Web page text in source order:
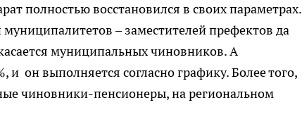
полностью восстановился в своих параметрах.
– заместителей префектов да
муниципальных чиновников. А
он выполняется согласно графику. Более того,
чиновники-пенсионеры, на региональном